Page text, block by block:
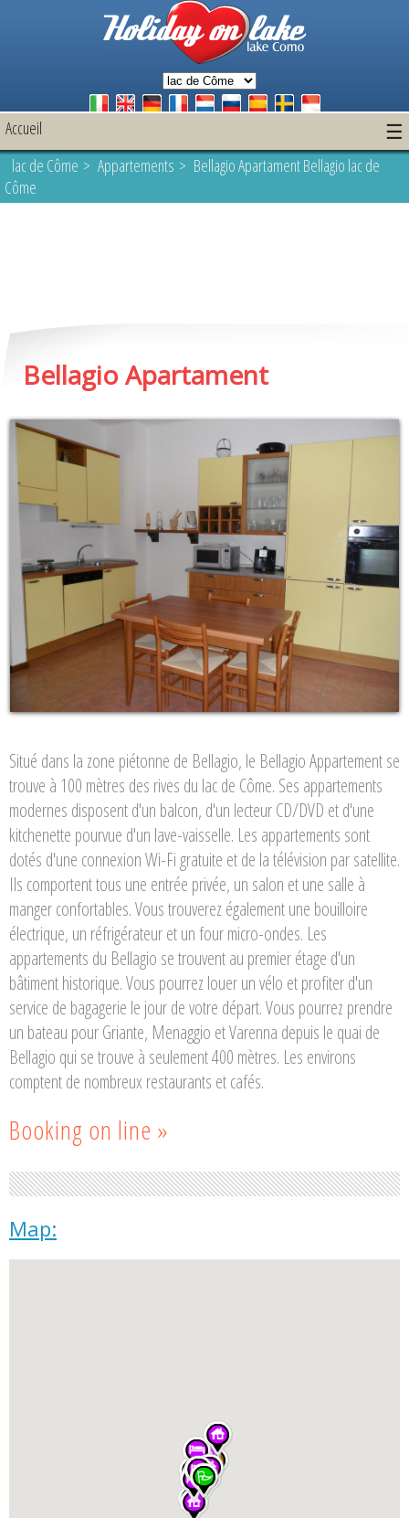
Accueil ☰
lac de Côme > Appartements > Bellagio Apartament Bellagio lac de
Côme
Bellagio Apartament
Situé dans la zone piétonne de Bellagio, le Bellagio Appartement se
trouve à 100 mètres des rives du lac de Côme. Ses appartements
modernes disposent d'un balcon, d'un lecteur CD/DVD et d'une
kitchenette pourvue d'un lave-vaisselle. Les appartements sont
dotés d'une connexion Wi-Fi gratuite et de la télévision par satellite.
Ils comportent tous une entrée privée, un salon et une salle à
manger confortables. Vous trouverez également une bouilloire
électrique, un réfrigérateur et un four micro-ondes. Les
appartements du Bellagio se trouvent au premier étage d'un
bâtiment historique. Vous pourrez louer un vélo et profiter d'un
service de bagagerie le jour de votre départ. Vous pourrez prendre
un bateau pour Griante, Menaggio et Varenna depuis le quai de
Bellagio qui se trouve à seulement 400 mètres. Les environs
comptent de nombreux restaurants et cafés.
Booking on line »
Map: